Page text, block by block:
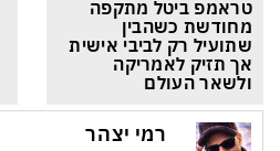
טראמפ ביטל מתקפה
מחודשת כשהבין
שתועיל רק לביבי אישית
אך תזיק לאמריקה
ולשאר העולם
רמי יצהר